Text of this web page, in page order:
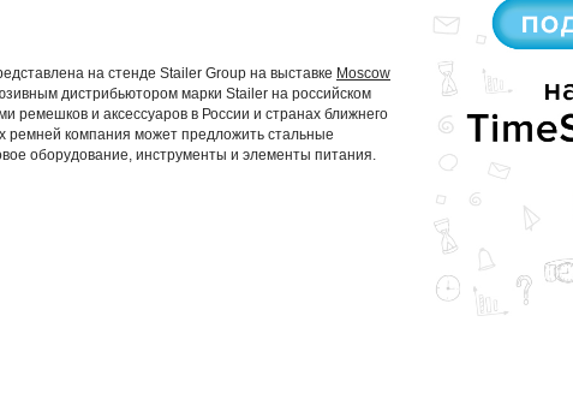
на стенде Stailer Group на выставке Moscow
дистрибьютором марки Stailer на российском
ремешков и аксессуаров в России и странах ближнего
компания может предложить стальные
оборудование, инструменты и элементы питания.